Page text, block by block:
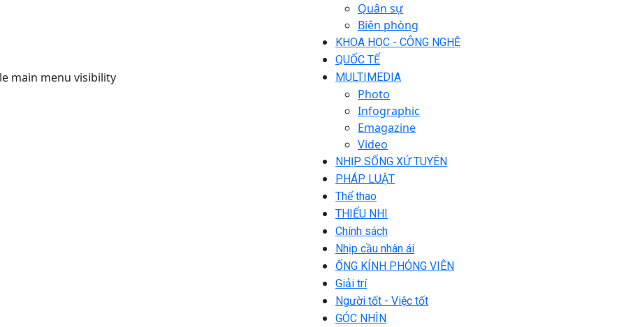
main menu visibility
Quân sự
Biên phòng
KHOA HỌC - CÔNG NGHỆ
QUỐC TẾ
MULTIMEDIA
Photo
Infographic
Emagazine
Video
NHỊP SỐNG XỨ TUYÊN
PHÁP LUẬT
Thể thao
THIẾU NHI
Chính sách
Nhịp cầu nhân ái
ỐNG KÍNH PHÓNG VIÊN
Giải trí
Người tốt - Việc tốt
GÓC NHÌN